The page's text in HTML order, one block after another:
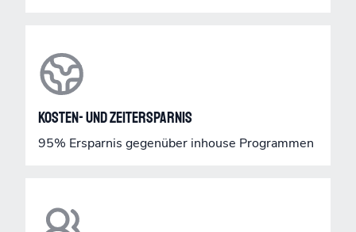
Kosten- und Zeitersparnis
95% Ersparnis gegenüber inhouse Programmen